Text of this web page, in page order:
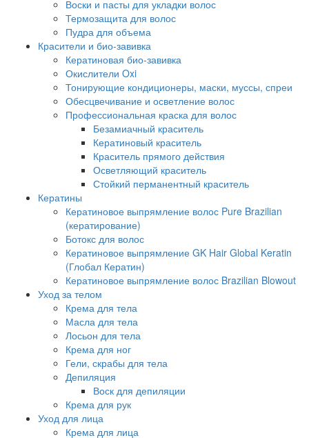
Воски и пасты для укладки волос
Термозащита для волос
Пудра для объема
Красители и био-завивка
Кератиновая био-завивка
Окислители Oxi
Тонирующие кондиционеры, маски, муссы, спреи
Обесцвечивание и осветление волос
Профессиональная краска для волос
Безамиачный краситель
Кератиновый краситель
Краситель прямого действия
Осветляющий краситель
Стойкий перманентный краситель
Кератины
Кератиновое выпрямление волос Pure Brazilian
(кератирование)
Ботокс для волос
Кератиновое выпрямление GK Hair Global Keratin
(Глобал Кератин)
Кератиновое выпрямление волос Brazilian Blowout
Уход за телом
Крема для тела
Масла для тела
Лосьон для тела
Крема для ног
Гели, скрабы для тела
Депиляция
Воск для депиляции
Крема для рук
Уход для лица
Крема для лица